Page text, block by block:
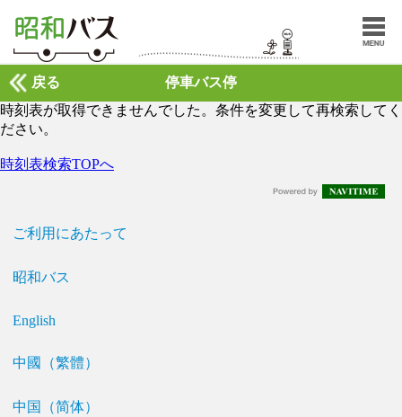
停車バス停
戻る
時刻表が取得できませんでした。条件を変更して再検索してく
ださい。
時刻表検索TOPへ
ご利用にあたって
昭和バス
English
中國（繁體）
中国（简体）